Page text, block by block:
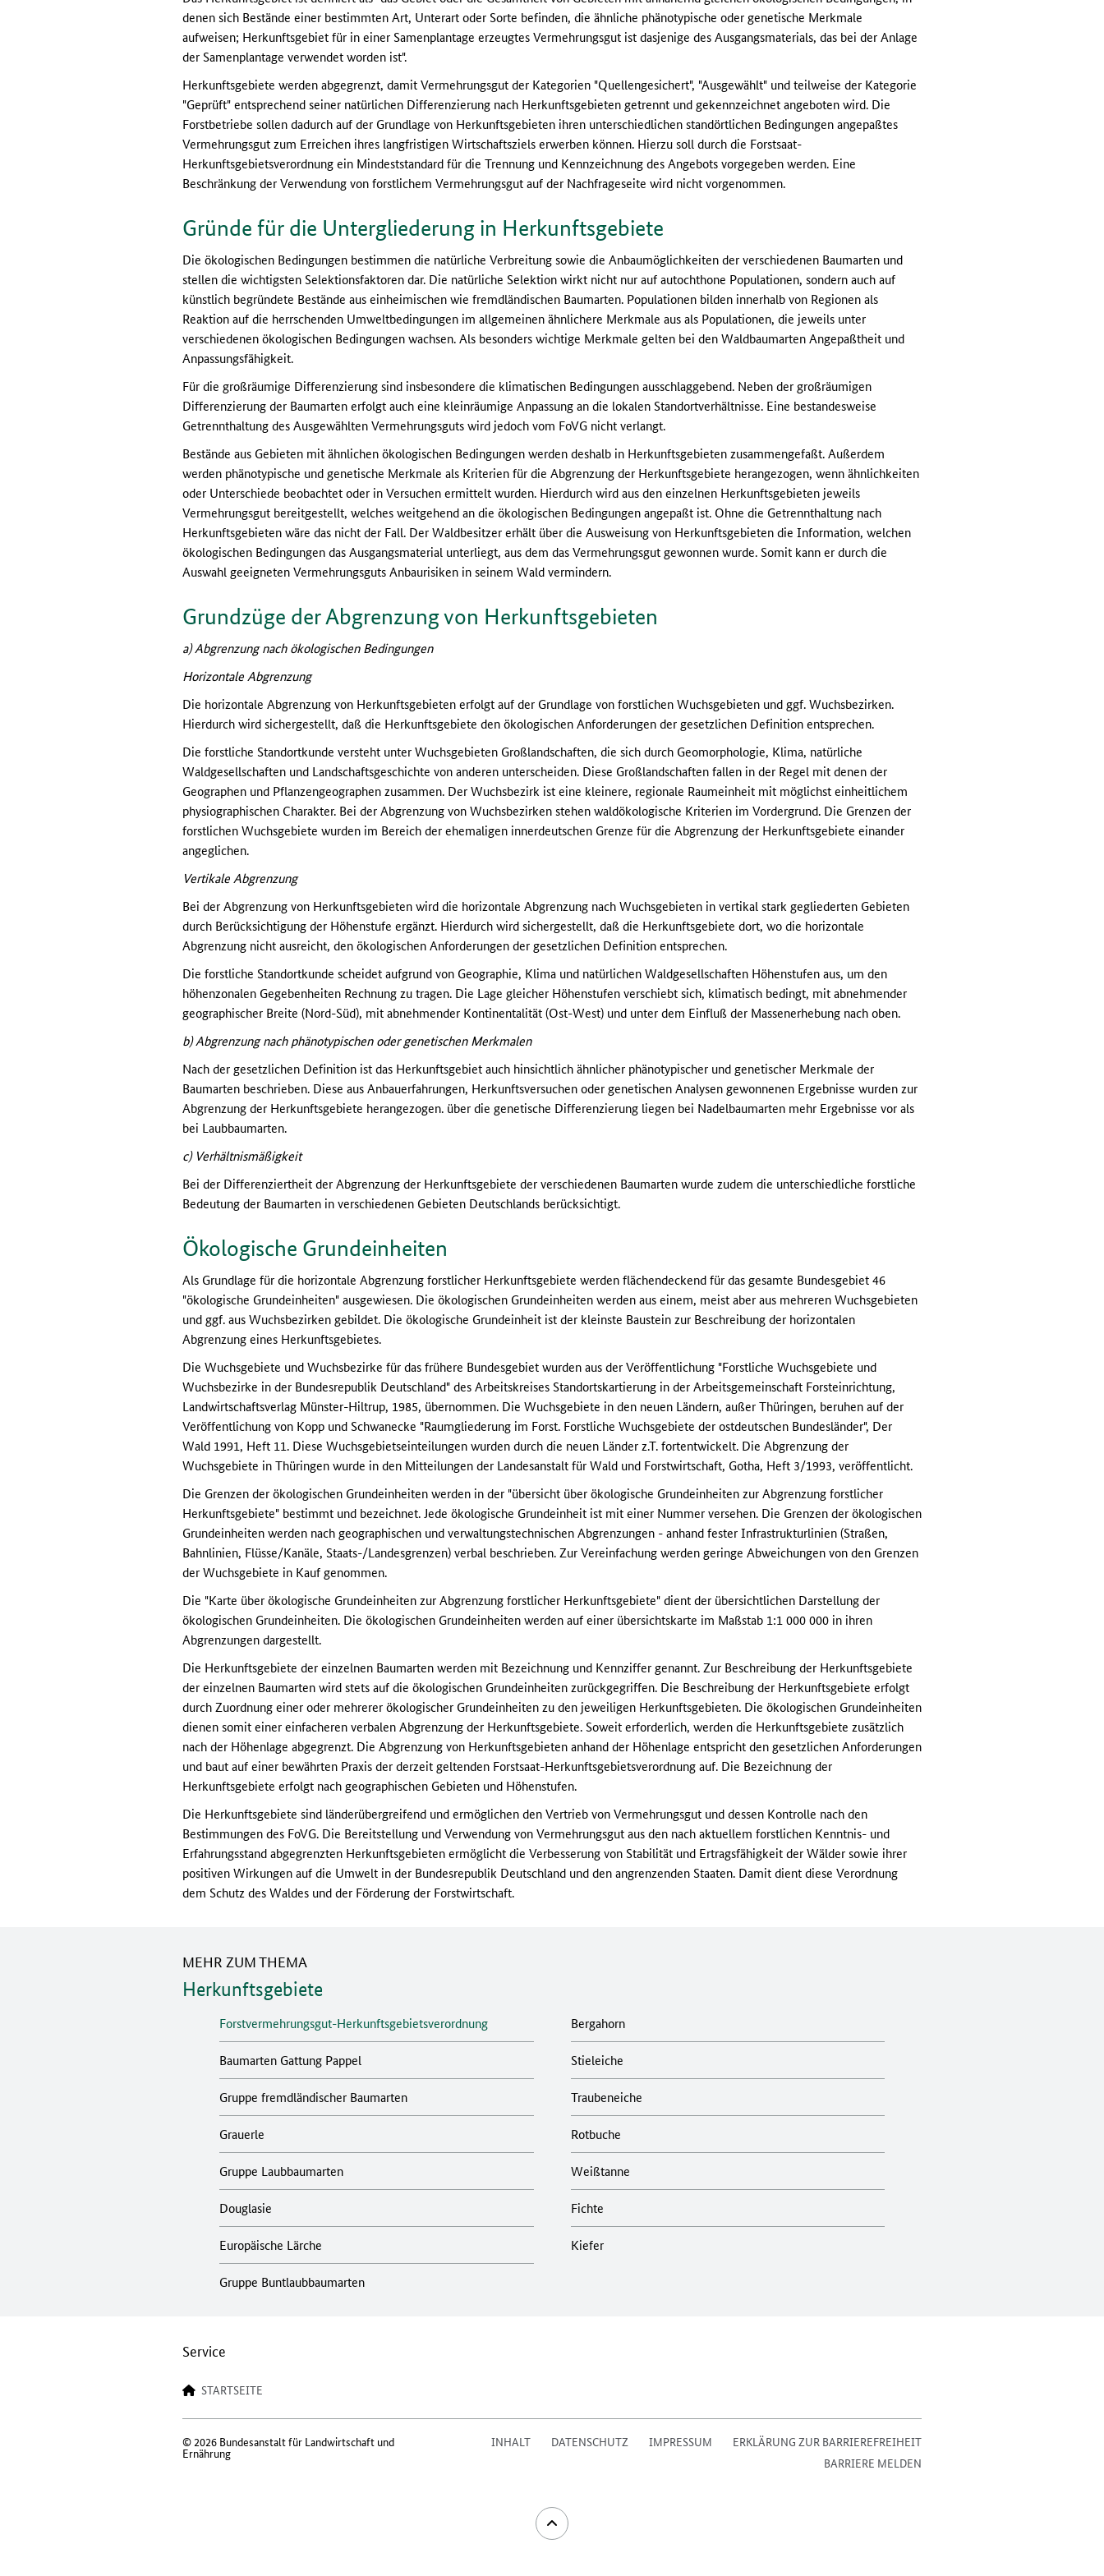
denen sich Bestände einer bestimmten Art, Unterart oder Sorte befinden, die ähnliche phänotypische oder genetische Merkmale
aufweisen; Herkunftsgebiet für in einer Samenplantage erzeugtes Vermehrungsgut ist dasjenige des Ausgangsmaterials, das bei der Anlage
der Samenplantage verwendet worden ist".
Herkunftsgebiete werden abgegrenzt, damit Vermehrungsgut der Kategorien "Quellengesichert", "Ausgewählt" und teilweise der Kategorie
"Geprüft" entsprechend seiner natürlichen Differenzierung nach Herkunftsgebieten getrennt und gekennzeichnet angeboten wird. Die
Forstbetriebe sollen dadurch auf der Grundlage von Herkunftsgebieten ihren unterschiedlichen standörtlichen Bedingungen angepaßtes
Vermehrungsgut zum Erreichen ihres langfristigen Wirtschaftsziels erwerben können. Hierzu soll durch die Forstsaat-
Herkunftsgebietsverordnung ein Mindeststandard für die Trennung und Kennzeichnung des Angebots vorgegeben werden. Eine
Beschränkung der Verwendung von forstlichem Vermehrungsgut auf der Nachfrageseite wird nicht vorgenommen.
Gründe für die Untergliederung in Herkunftsgebiete
Die ökologischen Bedingungen bestimmen die natürliche Verbreitung sowie die Anbaumöglichkeiten der verschiedenen Baumarten und
stellen die wichtigsten Selektionsfaktoren dar. Die natürliche Selektion wirkt nicht nur auf autochthone Populationen, sondern auch auf
künstlich begründete Bestände aus einheimischen wie fremdländischen Baumarten. Populationen bilden innerhalb von Regionen als
Reaktion auf die herrschenden Umweltbedingungen im allgemeinen ähnlichere Merkmale aus als Populationen, die jeweils unter
verschiedenen ökologischen Bedingungen wachsen. Als besonders wichtige Merkmale gelten bei den Waldbaumarten Angepaßtheit und
Anpassungsfähigkeit.
Für die großräumige Differenzierung sind insbesondere die klimatischen Bedingungen ausschlaggebend. Neben der großräumigen
Differenzierung der Baumarten erfolgt auch eine kleinräumige Anpassung an die lokalen Standortverhältnisse. Eine bestandesweise
Getrennthaltung des Ausgewählten Vermehrungsguts wird jedoch vom FoVG nicht verlangt.
Bestände aus Gebieten mit ähnlichen ökologischen Bedingungen werden deshalb in Herkunftsgebieten zusammengefaßt. Außerdem
werden phänotypische und genetische Merkmale als Kriterien für die Abgrenzung der Herkunftsgebiete herangezogen, wenn ähnlichkeiten
oder Unterschiede beobachtet oder in Versuchen ermittelt wurden. Hierdurch wird aus den einzelnen Herkunftsgebieten jeweils
Vermehrungsgut bereitgestellt, welches weitgehend an die ökologischen Bedingungen angepaßt ist. Ohne die Getrennthaltung nach
Herkunftsgebieten wäre das nicht der Fall. Der Waldbesitzer erhält über die Ausweisung von Herkunftsgebieten die Information, welchen
ökologischen Bedingungen das Ausgangsmaterial unterliegt, aus dem das Vermehrungsgut gewonnen wurde. Somit kann er durch die
Auswahl geeigneten Vermehrungsguts Anbaurisiken in seinem Wald vermindern.
Grundzüge der Abgrenzung von Herkunftsgebieten
a) Abgrenzung nach ökologischen Bedingungen
Horizontale Abgrenzung
Die horizontale Abgrenzung von Herkunftsgebieten erfolgt auf der Grundlage von forstlichen Wuchsgebieten und ggf. Wuchsbezirken.
Hierdurch wird sichergestellt, daß die Herkunftsgebiete den ökologischen Anforderungen der gesetzlichen Definition entsprechen.
Die forstliche Standortkunde versteht unter Wuchsgebieten Großlandschaften, die sich durch Geomorphologie, Klima, natürliche
Waldgesellschaften und Landschaftsgeschichte von anderen unterscheiden. Diese Großlandschaften fallen in der Regel mit denen der
Geographen und Pflanzengeographen zusammen. Der Wuchsbezirk ist eine kleinere, regionale Raumeinheit mit möglichst einheitlichem
physiographischen Charakter. Bei der Abgrenzung von Wuchsbezirken stehen waldökologische Kriterien im Vordergrund. Die Grenzen der
forstlichen Wuchsgebiete wurden im Bereich der ehemaligen innerdeutschen Grenze für die Abgrenzung der Herkunftsgebiete einander
angeglichen.
Vertikale Abgrenzung
Bei der Abgrenzung von Herkunftsgebieten wird die horizontale Abgrenzung nach Wuchsgebieten in vertikal stark gegliederten Gebieten
durch Berücksichtigung der Höhenstufe ergänzt. Hierdurch wird sichergestellt, daß die Herkunftsgebiete dort, wo die horizontale
Abgrenzung nicht ausreicht, den ökologischen Anforderungen der gesetzlichen Definition entsprechen.
Die forstliche Standortkunde scheidet aufgrund von Geographie, Klima und natürlichen Waldgesellschaften Höhenstufen aus, um den
höhenzonalen Gegebenheiten Rechnung zu tragen. Die Lage gleicher Höhenstufen verschiebt sich, klimatisch bedingt, mit abnehmender
geographischer Breite (Nord-Süd), mit abnehmender Kontinentalität (Ost-West) und unter dem Einfluß der Massenerhebung nach oben.
b) Abgrenzung nach phänotypischen oder genetischen Merkmalen
Nach der gesetzlichen Definition ist das Herkunftsgebiet auch hinsichtlich ähnlicher phänotypischer und genetischer Merkmale der
Baumarten beschrieben. Diese aus Anbauerfahrungen, Herkunftsversuchen oder genetischen Analysen gewonnenen Ergebnisse wurden zur
Abgrenzung der Herkunftsgebiete herangezogen. über die genetische Differenzierung liegen bei Nadelbaumarten mehr Ergebnisse vor als
bei Laubbaumarten.
c) Verhältnismäßigkeit
Bei der Differenziertheit der Abgrenzung der Herkunftsgebiete der verschiedenen Baumarten wurde zudem die unterschiedliche forstliche
Bedeutung der Baumarten in verschiedenen Gebieten Deutschlands berücksichtigt.
Ökologische Grundeinheiten
Als Grundlage für die horizontale Abgrenzung forstlicher Herkunftsgebiete werden flächendeckend für das gesamte Bundesgebiet 46
"ökologische Grundeinheiten" ausgewiesen. Die ökologischen Grundeinheiten werden aus einem, meist aber aus mehreren Wuchsgebieten
und ggf. aus Wuchsbezirken gebildet. Die ökologische Grundeinheit ist der kleinste Baustein zur Beschreibung der horizontalen
Abgrenzung eines Herkunftsgebietes.
Die Wuchsgebiete und Wuchsbezirke für das frühere Bundesgebiet wurden aus der Veröffentlichung "Forstliche Wuchsgebiete und
Wuchsbezirke in der Bundesrepublik Deutschland" des Arbeitskreises Standortskartierung in der Arbeitsgemeinschaft Forsteinrichtung,
Landwirtschaftsverlag Münster-Hiltrup, 1985, übernommen. Die Wuchsgebiete in den neuen Ländern, außer Thüringen, beruhen auf der
Veröffentlichung von Kopp und Schwanecke "Raumgliederung im Forst. Forstliche Wuchsgebiete der ostdeutschen Bundesländer", Der
Wald 1991, Heft 11. Diese Wuchsgebietseinteilungen wurden durch die neuen Länder z.T. fortentwickelt. Die Abgrenzung der
Wuchsgebiete in Thüringen wurde in den Mitteilungen der Landesanstalt für Wald und Forstwirtschaft, Gotha, Heft 3/1993, veröffentlicht.
Die Grenzen der ökologischen Grundeinheiten werden in der "übersicht über ökologische Grundeinheiten zur Abgrenzung forstlicher
Herkunftsgebiete" bestimmt und bezeichnet. Jede ökologische Grundeinheit ist mit einer Nummer versehen. Die Grenzen der ökologischen
Grundeinheiten werden nach geographischen und verwaltungstechnischen Abgrenzungen - anhand fester Infrastrukturlinien (Straßen,
Bahnlinien, Flüsse/Kanäle, Staats-/Landesgrenzen) verbal beschrieben. Zur Vereinfachung werden geringe Abweichungen von den Grenzen
der Wuchsgebiete in Kauf genommen.
Die "Karte über ökologische Grundeinheiten zur Abgrenzung forstlicher Herkunftsgebiete" dient der übersichtlichen Darstellung der
ökologischen Grundeinheiten. Die ökologischen Grundeinheiten werden auf einer übersichtskarte im Maßstab 1:1 000 000 in ihren
Abgrenzungen dargestellt.
Die Herkunftsgebiete der einzelnen Baumarten werden mit Bezeichnung und Kennziffer genannt. Zur Beschreibung der Herkunftsgebiete
der einzelnen Baumarten wird stets auf die ökologischen Grundeinheiten zurückgegriffen. Die Beschreibung der Herkunftsgebiete erfolgt
durch Zuordnung einer oder mehrerer ökologischer Grundeinheiten zu den jeweiligen Herkunftsgebieten. Die ökologischen Grundeinheiten
dienen somit einer einfacheren verbalen Abgrenzung der Herkunftsgebiete. Soweit erforderlich, werden die Herkunftsgebiete zusätzlich
nach der Höhenlage abgegrenzt. Die Abgrenzung von Herkunftsgebieten anhand der Höhenlage entspricht den gesetzlichen Anforderungen
und baut auf einer bewährten Praxis der derzeit geltenden Forstsaat-Herkunftsgebietsverordnung auf. Die Bezeichnung der
Herkunftsgebiete erfolgt nach geographischen Gebieten und Höhenstufen.
Die Herkunftsgebiete sind länderübergreifend und ermöglichen den Vertrieb von Vermehrungsgut und dessen Kontrolle nach den
Bestimmungen des FoVG. Die Bereitstellung und Verwendung von Vermehrungsgut aus den nach aktuellem forstlichen Kenntnis- und
Erfahrungsstand abgegrenzten Herkunftsgebieten ermöglicht die Verbesserung von Stabilität und Ertragsfähigkeit der Wälder sowie ihrer
positiven Wirkungen auf die Umwelt in der Bundesrepublik Deutschland und den angrenzenden Staaten. Damit dient diese Verordnung
dem Schutz des Waldes und der Förderung der Forstwirtschaft.
MEHR ZUM THEMA
Herkunftsgebiete
Forstvermehrungsgut-Herkunftsgebietsverordnung
Baumarten Gattung Pappel
Gruppe fremdländischer Baumarten
Grauerle
Gruppe Laubbaumarten
Douglasie
Europäische Lärche
Gruppe Buntlaubbaumarten
Bergahorn
Stieleiche
Traubeneiche
Rotbuche
Weißtanne
Fichte
Kiefer
Service
STARTSEITE
INHALT DATENSCHUTZ IMPRESSUM
ERKLÄRUNG ZUR BARRIEREFREIHEIT
BARRIERE MELDEN
© 2026 Bundesanstalt für Landwirtschaft und
Ernährung